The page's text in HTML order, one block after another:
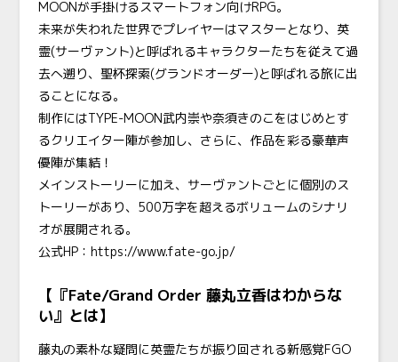
MOONが手掛けるスマートフォン向けRPG。
未来が失われた世界でプレイヤーはマスターとなり、英
霊(サーヴァント)と呼ばれるキャラクターたちを従えて過
去へ遡り、聖杯探索(グランドオーダー)と呼ばれる旅に出
ることになる。
制作にはTYPE-MOON武内崇や奈須きのこをはじめとす
るクリエイター陣が参加し、さらに、作品を彩る豪華声
優陣が集結！
メインストーリーに加え、サーヴァントごとに個別のス
トーリーがあり、500万字を超えるボリュームのシナリ
オが展開される。
公式HP： https://www.fate-go.jp/
【『Fate/Grand Order 藤丸立香はわからな
い』とは】
藤丸の素朴な疑問に英霊たちが振り回される新感覚FGO